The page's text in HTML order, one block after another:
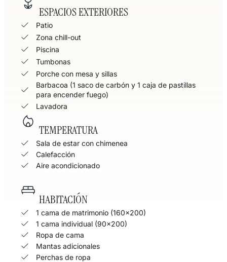
ESPACIOS EXTERIORES
Patio
Zona chill-out
Piscina
Tumbonas
Porche con mesa y sillas
Barbacoa (1 saco de carbón y 1 caja de pastillas
para encender fuego)
Lavadora
TEMPERATURA
Sala de estar con chimenea
Calefacción
Aire acondicionado
HABITACIÓN
1 cama de matrimonio (160×200)
1 cama individual (90x200)
Ropa de cama
Mantas adicionales
Perchas de ropa